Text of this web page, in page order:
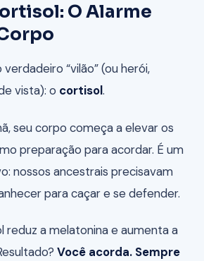
O Alarme
“vilão” (ou herói,
vista): o cortisol.
seu corpo começa a elevar os
preparação para acordar. É um
nossos ancestrais precisavam
para caçar e se defender.
reduz a melatonina e aumenta a
Você acorda. Sempre